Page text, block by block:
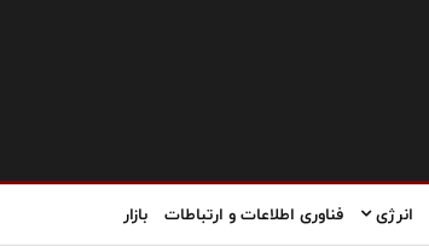
انرژی فناوری اطلاعات و ارتباطات بازار